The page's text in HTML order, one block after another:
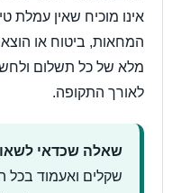
אינו מוכיח שאין עמלת
המחאות, ביטוח או
מלא של כל תשלום
לאורך התקופה.
שאלה שכדאי
שקלים ואעמוד בכל